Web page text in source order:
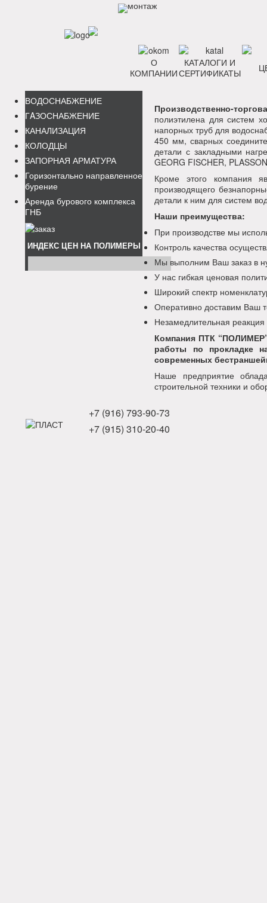
О
КОМПАНИИ
КАТАЛОГИ И
СЕРТИФИКАТЫ
ВОДОСНАБЖЕНИЕ
ГAЗОСНАБЖЕНИЕ
КАНАЛИЗАЦИЯ
КОЛОДЦЫ
ЗАПОРНАЯ АРМАТУРА
Горизонтально направленное
бурение
Аренда бурового комплекса
ГНБ
ИНДЕКС ЦЕН НА ПОЛИМЕРЫ
Производственно-
полиэтилена для систем
напорных труб для
450 мм, сварных
детали с закладными
GEORG FISCHER,
Кроме этого компания
производящего
детали к ним для систем
Наши преимущества:
При производстве мы
Контроль качества
Мы выполним Ваш заказ в
У нас гибкая ценовая
Широкий спектр
Оперативно доставим Ваш
Незамедлительная
Компания ПТК
работы по прокладке
современных
Наше предприятие
строительной техники и
+7 (916) 793-90-73
+7 (915) 310-20-40